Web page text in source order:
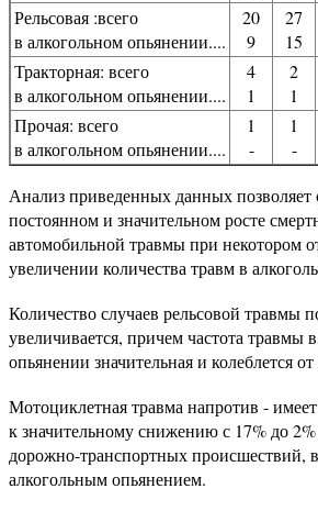
Рельсовая :всего
в алкогольном опьянении....
20
9
27
15
Тракторная: всего
в алкогольном опьянении....
4
1
2
1
Прочая: всего
в алкогольном опьянении....
1
-
1
-
Анализ приведенных данных позволяет
постоянном и значительном росте
автомобильной травмы при некотором
увеличении количества травм в
Количество случаев рельсовой травмы
увеличивается, причем частота травмы
опьянении значительная и колеблется
Мотоциклетная травма напротив -
к значительному снижению с 17% до
дорожно-транспортных происшествий,
алкогольным опьянением.